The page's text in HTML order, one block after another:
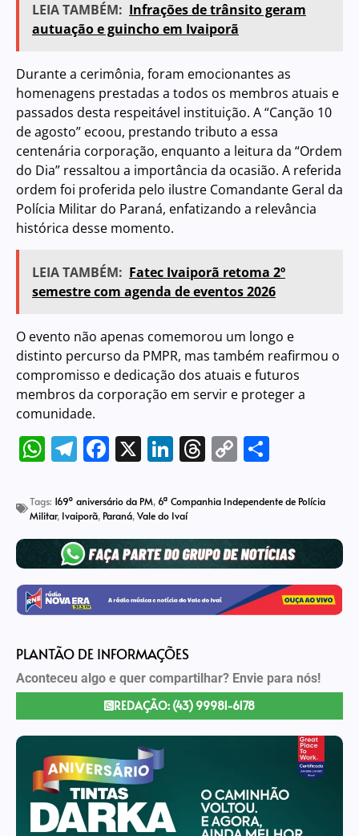
LEIA TAMBÉM: Infrações de trânsito geram
autuação e guincho em Ivaiporã
Durante a cerimônia, foram emocionantes as
homenagens prestadas a todos os membros atuais e
passados desta respeitável instituição. A “Canção 10
de agosto” ecoou, prestando tributo a essa
centenária corporação, enquanto a leitura da “Ordem
do Dia” ressaltou a importância da ocasião. A referida
ordem foi proferida pelo ilustre Comandante Geral da
Polícia Militar do Paraná, enfatizando a relevância
histórica desse momento.
LEIA TAMBÉM: Fatec Ivaiporã retoma 2º
semestre com agenda de eventos 2026
O evento não apenas comemorou um longo e
distinto percurso da PMPR, mas também reafirmou o
compromisso e dedicação dos atuais e futuros
membros da corporação em servir e proteger a
comunidade.
WhatsApp
Telegram
Facebook
X LinkedIn
Threads
Copy
Tags: 169º aniversário da PM, 6ª Companhia Independente de Polícia
Militar, Ivaiporã, Paraná,Vale do Ivaí
PLANTÃO DE INFORMAÇÕES
Aconteceu algo e quer compartilhar? Envie para nós!
REDAÇÃO: (43) 99981-6178